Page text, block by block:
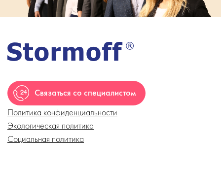
Связаться со специалистом
Политика конфиденциальности
Экологическая политика
Социальная политика